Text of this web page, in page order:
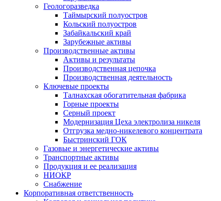
Геологоразведка
Таймырский полуостров
Кольский полуостров
Забайкальский край
Зарубежные активы
Производственные активы
Активы и результаты
Производственная цепочка
Производственная деятельность
Ключевые проекты
Талнахская обогатительная фабрика
Горные проекты
Серный проект
Модернизация Цеха электролиза никеля
Отгрузка медно-никелевого концентрата
Быстринский ГОК
Газовые и энергетические активы
Транспортные активы
Продукция и ее реализация
НИОКР
Снабжение
Корпоративная ответственность